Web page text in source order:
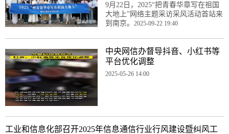
9月22日，2025“把青春华章写在祖国
大地上”网络主题采访采风活动首站来
到南京。 2025-09-22 19:40
中央网信办督导抖音、小红书等
平台优化调整
2025-05-26 14:00
工业和信息化部召开2025年信息通信行业行风建设暨纠风工